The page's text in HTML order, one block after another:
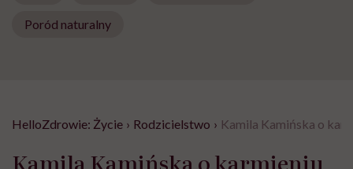
Poród naturalny
HelloZdrowie: Życie › Rodzicielstwo › Kamila Kamińska o
Kamila Kamińska o karmieniu